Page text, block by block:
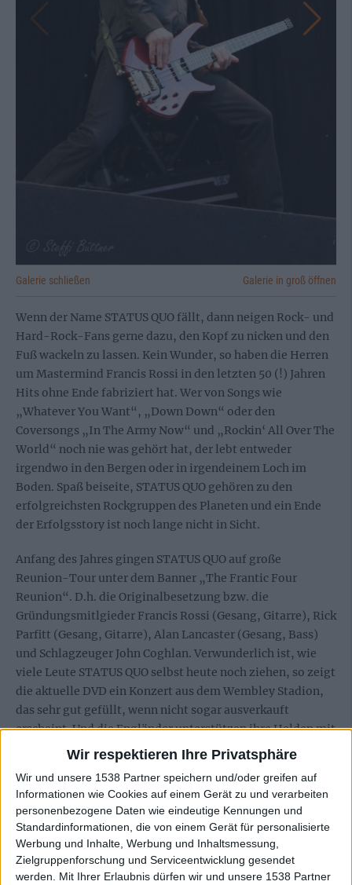
Wir respektieren Ihre Privatsphäre
Wir und unsere 1538 Partner speichern und/oder greifen auf
Informationen wie Cookies auf einem Gerät zu und verarbeiten
personenbezogene Daten wie eindeutige Kennungen und
Standardinformationen, die von einem Gerät für personalisierte
Werbung und Inhalte, Werbung und Inhaltsmessung,
Zielgruppenforschung und Serviceentwicklung gesendet
werden.
Mit Ihrer Erlaubnis dürfen wir und unsere 1538 Partner
Galerie schließen Galerie in groß öffnen
Wenn der Name STATUS QUO fällt, dann neigen Rock- und
Hard-Rock-Fans gerne dazu, den Kopf zu nicken und den
Fuß wackeln zu lassen. Kein Wunder, so haben die Herren
um Mastermind Francis Rossi in den letzten 50 (!) Jahren
Hits ohne Ende fabriziert hat. Wer von Songs wie
„Whatever You Want“, „Down Down“ oder den
Coversongs „In The Army Now“ und „Rockin‘ All Over The
World“ noch nie was gehört hat, der lebt entweder
irgendwo in den Bergen oder in irgendeinem Loch im
Boden. Spaß beiseite, STATUS QUO gehören zu den
erfolgreichsten Rockgruppen des Planeten und ein Ende
der Erfolgsstory ist noch lange nicht in Sicht.
Anfang des Jahres gingen STATUS QUO auf große
Reunion-Tour unter dem Banner „The Frantic Four
Reunion“. D.h. die Originalbesetzung bzw. die
Gründungsmitlgieder Francis Rossi (Gesang, Gitarre), Rick
Parfitt (Gesang, Gitarre), Alan Lancaster (Gesang, Bass)
und Schlagzeuger John Coghlan. Verwunderlich ist, wie
viele Leute STATUS QUO selbst heute noch ziehen, so zeigt
die aktuelle DVD ein Konzert aus dem Wembley Stadion,
das sehr gut gefüllt, wenn nicht sogar ausverkauft
erscheint. Und die Engländer unterstützen ihre Helden mit
voller Inbrunst.
Kein Wunder, denn mit einem Haufen Hits im Gepäck
spielt es sich ziemlich leicht. Tracks wie „Rain“, „Big Fat
Mama“, „Roadhouse Blues“, „Backwater“, „Is There A
Better Way“ oder das geniale „Down Down“ lassen die
Rockgeschichte Revue passieren. Man merkt den Stücken
nicht an, dass sie schon Jahrzehnte auf dem Buckel haben